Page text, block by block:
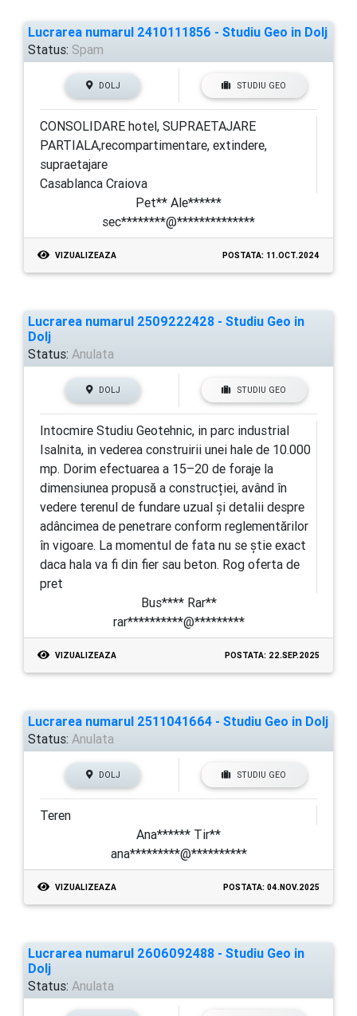
Lucrarea numarul 2410111856 - Studiu Geo in Dolj
Status: Spam
DOLJ STUDIU GEO
CONSOLIDARE hotel, SUPRAETAJARE
PARTIALA,recompartimentare, extindere,
supraetajare
Casablanca Craiova
Pet** Ale******
sec********@**************
VIZUALIZEAZA POSTATA: 11.OCT.2024
Lucrarea numarul 2509222428 - Studiu Geo in
Dolj
Status: Anulata
DOLJ STUDIU GEO
Intocmire Studiu Geotehnic, in parc industrial
Isalnita, in vederea construirii unei hale de 10.000
mp. Dorim efectuarea a 15–20 de foraje la
dimensiunea propusă a construcției, având în
vedere terenul de fundare uzual și detalii despre
adâncimea de penetrare conform reglementărilor
în vigoare. La momentul de fata nu se știe exact
daca hala va fi din fier sau beton. Rog oferta de
pret
Bus**** Rar**
rar**********@*********
VIZUALIZEAZA POSTATA: 22.SEP.2025
Lucrarea numarul 2511041664 - Studiu Geo in Dolj
Status: Anulata
DOLJ STUDIU GEO
Teren
Ana****** Tir**
ana*********@**********
VIZUALIZEAZA POSTATA: 04.NOV.2025
Lucrarea numarul 2606092488 - Studiu Geo in
Dolj
Status: Anulata